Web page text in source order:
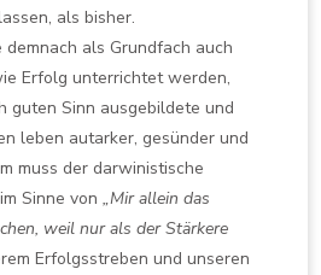
als bisher.
als Grundfach auch
Erfolg unterrichtet werden,
guten Sinn ausgebildete und
leben autarker, gesünder und
muss der darwinistische
Sinne von „Mir allein das
weil nur als der Stärkere
Erfolgsstreben und unseren